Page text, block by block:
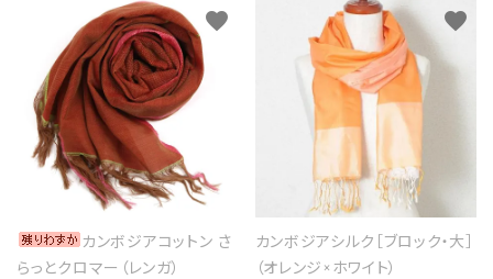
アイテムから探す
素材から探す
価格から探す
国から探す
私たちについてカンボジアコットン さ
らっとクロマー（レンガ）
favorite
カンボジアシルク［ブロック・大］
（オレンジ×ホワイト）
favorite